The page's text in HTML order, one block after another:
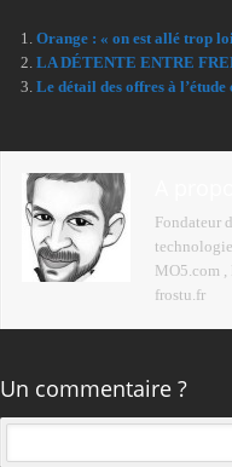
Orange : « on est allé trop
LA DÉTENTE ENTRE
Le détail des offres à
Fondateur
MO5.com ,
frostu.fr
Un commentaire ?